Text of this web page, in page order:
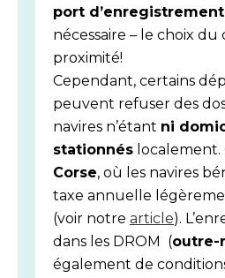
port d’enregistrement
nécessaire – le choix
proximité!
Cependant, certains
peuvent refuser des
navires n’étant ni
stationnés localement.
Corse, où les navires
taxe annuelle
(voir notre article).
dans les DROM (outre-
également de